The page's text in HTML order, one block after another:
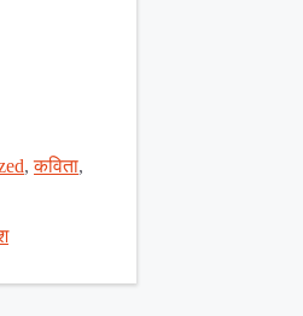
,कविता,